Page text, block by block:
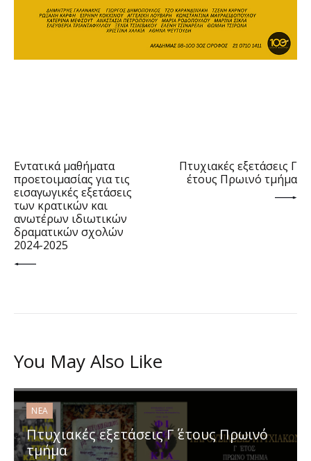
Εντατικά μαθήματα
προετοιμασίας για τις
εισαγωγικές εξετάσεις
των κρατικών και
ανωτέρων ιδιωτικών
δραματικών σχολών
2024-2025
Πτυχιακές εξετάσεις Γ΄
έτους Πρωινό τμήμα
You May Also Like
ΝΈΑ
Πτυχιακές εξετάσεις Γ΄ έτους Πρωινό
τμήμα